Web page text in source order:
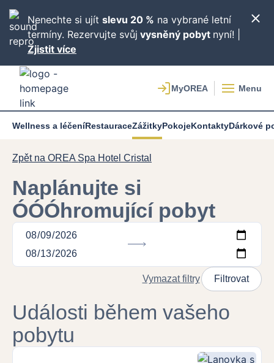
Nenechte si ujít slevu 20 % na vybrané letní
termíny. Rezervujte svůj vysněný pobyt nyní! |
Zjistit více
Menu
Wellness a léčeníRestauraceZážitkyPokojeKontaktyDárkové
Zpět na OREA Spa Hotel Cristal
Naplánujte si
ÓÓÓhromující pobyt
Vymazat filtry Filtrovat
Události během vašeho
pobytu